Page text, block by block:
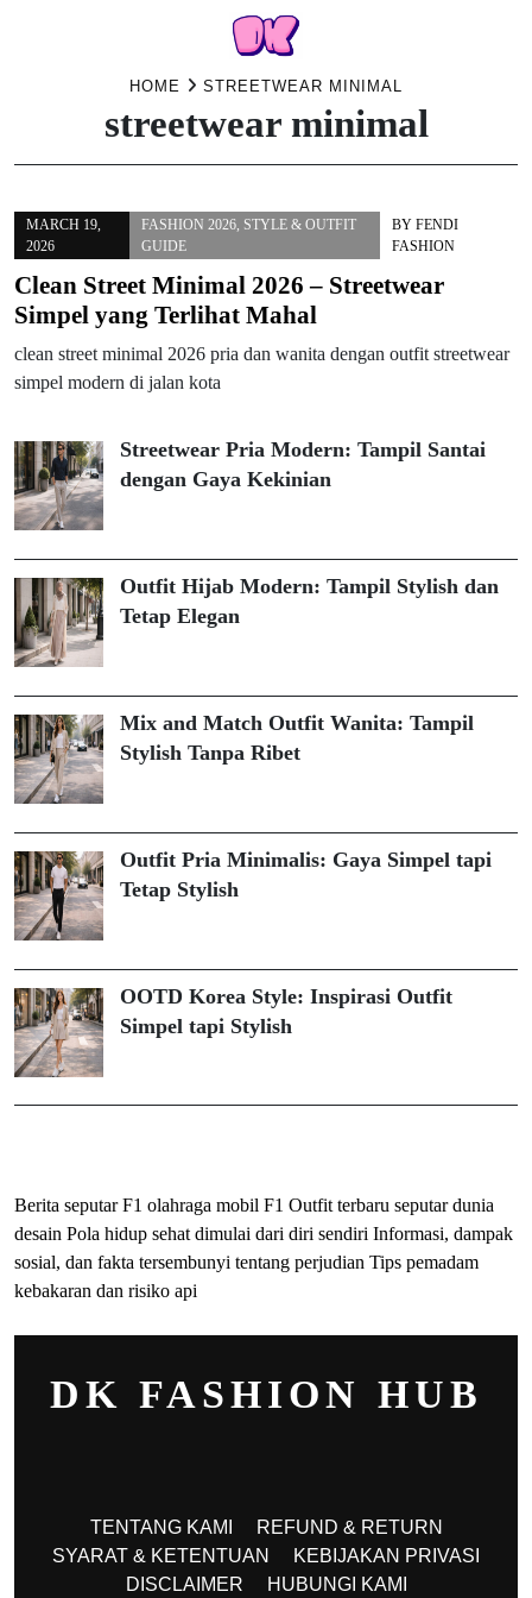
HOME STREETWEAR MINIMAL
streetwear minimal
MARCH 19,
2026
FASHION 2026, STYLE & OUTFIT
GUIDE
BY FENDI
FASHION
Clean Street Minimal 2026 – Streetwear
Simpel yang Terlihat Mahal
clean street minimal 2026 pria dan wanita dengan outfit streetwear
simpel modern di jalan kota
Streetwear Pria Modern: Tampil Santai
dengan Gaya Kekinian
Outfit Hijab Modern: Tampil Stylish dan
Tetap Elegan
Mix and Match Outfit Wanita: Tampil
Stylish Tanpa Ribet
Outfit Pria Minimalis: Gaya Simpel tapi
Tetap Stylish
OOTD Korea Style: Inspirasi Outfit
Simpel tapi Stylish
Berita seputar F1 olahraga mobil F1 Outfit terbaru seputar dunia
desain Pola hidup sehat dimulai dari diri sendiri Informasi, dampak
sosial, dan fakta tersembunyi tentang perjudian Tips pemadam
kebakaran dan risiko api
DK FASHION HUB
TENTANG KAMI
REFUND & RETURN
SYARAT & KETENTUAN
KEBIJAKAN PRIVASI
DISCLAIMER
HUBUNGI KAMI